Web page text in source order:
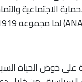
الاجتماعية
خوض الحياة